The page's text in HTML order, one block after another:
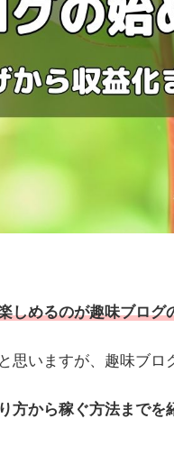
しめるのが趣味ブログ
思いますが、趣味ブ
方から稼ぐ方法までを